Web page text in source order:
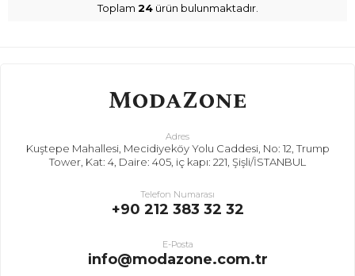
Toplam 24ürün bulunmaktadır.
Adres
Kuştepe Mahallesi, Mecidiyeköy Yolu Caddesi, No: 12, Trump
Tower, Kat: 4, Daire: 405, iç kapı: 221, Şişli/İSTANBUL
Telefon Numarası
+90 212 383 32 32
E-Posta
info@modazone.com.tr